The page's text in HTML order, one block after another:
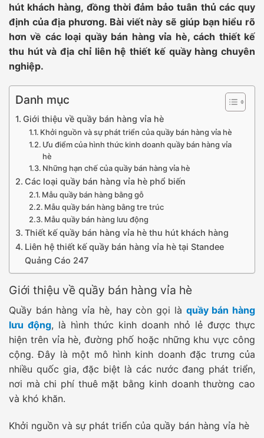
hút khách hàng, đồng thời đảm bảo tuân thủ các quy
định của địa phương. Bài viết này sẽ giúp bạn hiểu rõ
hơn về các loại quầy bán hàng vỉa hè, cách thiết kế
thu hút và địa chỉ liên hệ thiết kế quầy hàng chuyên
nghiệp.
Danh mục
Giới thiệu về quầy bán hàng vỉa hè
Khởi nguồn và sự phát triển của quầy bán hàng vỉa hè
Ưu điểm của hình thức kinh doanh quầy bán hàng vỉa
hè
Những hạn chế của quầy bán hàng vỉa hè
Các loại quầy bán hàng vỉa hè phổ biến
Mẫu quầy bán hàng bằng gỗ
Mẫu quầy bán hàng bằng tre trúc
Mẫu quầy bán hàng lưu động
Thiết kế quầy bán hàng vỉa hè thu hút khách hàng
Liên hệ thiết kế quầy bán hàng vỉa hè tại Standee
Quảng Cáo 247
Giới thiệu về quầy bán hàng vỉa hè
Quầy bán hàng vỉa hè, hay còn gọi là quầy bán hàng
lưu động, là hình thức kinh doanh nhỏ lẻ được thực
hiện trên vỉa hè, đường phố hoặc những khu vực công
cộng. Đây là một mô hình kinh doanh đặc trưng của
nhiều quốc gia, đặc biệt là các nước đang phát triển,
nơi mà chi phí thuê mặt bằng kinh doanh thường cao
và khó khăn.
Khởi nguồn và sự phát triển của quầy bán hàng vỉa hè